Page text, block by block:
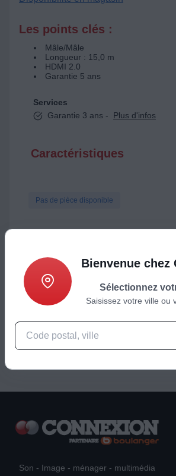
Les points clés :
Mâle/Mâle
Longueur : 15,0 m
HDMI 2.0
Garantie 5 ans
Services
Garantie 3 ans -
Plus d'infos
Caractéristiques
Pas de pièce disponible
Avantages :
éloignées.
Son - Image - ménager - multimédia
Bienvenue chez
Sélectionnez
Saisissez votre ville ou